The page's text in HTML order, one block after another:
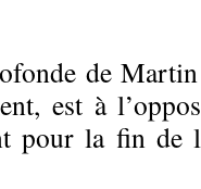
de
est à
pour la fin de